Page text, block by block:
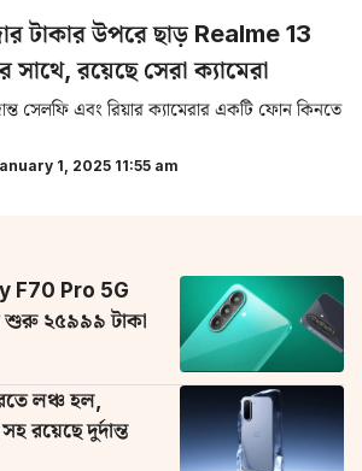
টাকার উপরে ছাড় Realme 13
রয়েছে সেরা ক্যামেরা
সেলফি এবং রিয়ার ক্যামেরার একটি ফোন কিনতে
1, 2025 11:55 am
F70 Pro 5G
শুরু ২৫৯৯৯ টাকা
লঞ্চ হল,
রয়েছে দুর্দান্ত